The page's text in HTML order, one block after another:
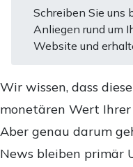
Schreiben Sie uns
Anliegen rund um
Website und
Wir wissen, dass
monetären Wert
Aber genau darum
News bleiben primär